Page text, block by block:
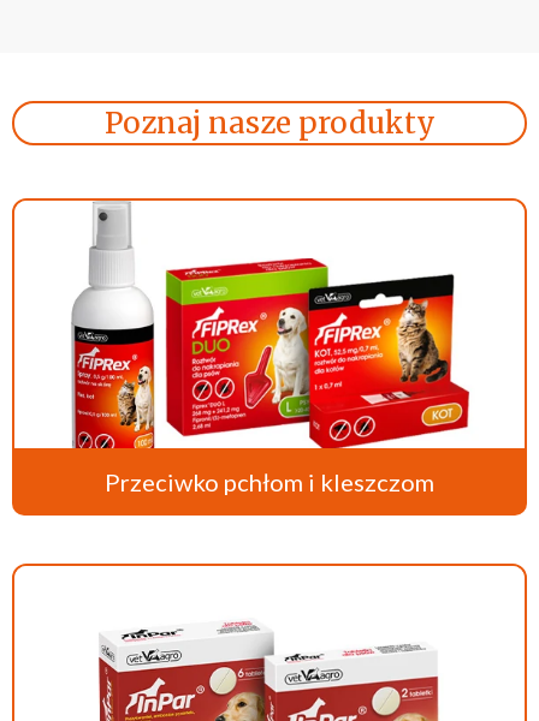
Poznaj nasze produkty
Przeciwko pchłom i kleszczom